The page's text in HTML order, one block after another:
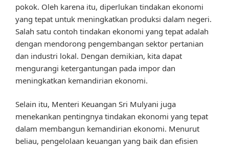
pokok. Oleh karena itu, diperlukan tindakan ekonomi
yang tepat untuk meningkatkan produksi dalam negeri.
Salah satu contoh tindakan ekonomi yang tepat adalah
dengan mendorong pengembangan sektor pertanian
dan industri lokal. Dengan demikian, kita dapat
mengurangi ketergantungan pada impor dan
meningkatkan kemandirian ekonomi.
Selain itu, Menteri Keuangan Sri Mulyani juga
menekankan pentingnya tindakan ekonomi yang tepat
dalam membangun kemandirian ekonomi. Menurut
beliau, pengelolaan keuangan yang baik dan efisien